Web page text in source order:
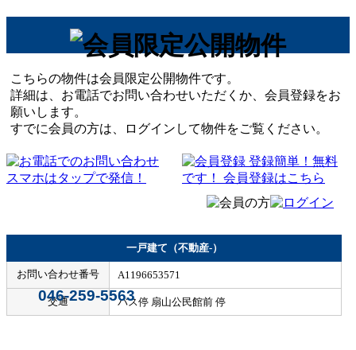
こちらの物件は会員限定公開物件です。
詳細は、お電話でお問い合わせいただくか、会員登録をお
願いします。
すでに会員の方は、ログインして物件をご覧ください。
046-259-5563
一戸建て（不動産-）
お問い合わせ番号 A1196653571
交通 バス停 扇山公民館前 停